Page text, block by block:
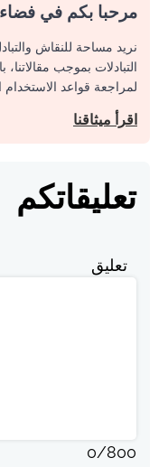
مرحبا بكم في فضاء
نريد مساحة للنقاش
التبادلات بموجب
لمراجعة قواعد الاستخدام
اقرأ ميثاقنا
تعليقاتكم
تعليق
0/800